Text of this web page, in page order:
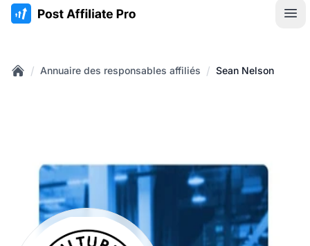
:site.title
/ Annuaire des responsables affiliés / Sean Nelson